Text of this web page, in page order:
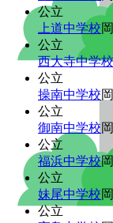
公立
上道中学校
公立
西大寺中学校
公立
操南中学校
公立
御南中学校
公立
福浜中学校
公立
妹尾中学校
公立